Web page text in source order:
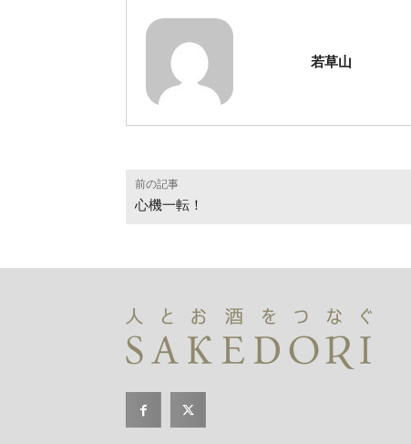
若草山
前の記事
心機一転！